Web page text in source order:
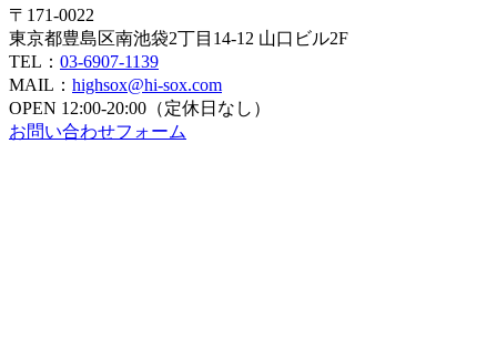
〒171-0022
東京都豊島区南池袋2丁目14-12 山口ビル2F
TEL： 03-6907-1139
MAIL： highsox@hi-sox.com
OPEN 12:00-20:00（定休日なし）
お問い合わせフォーム